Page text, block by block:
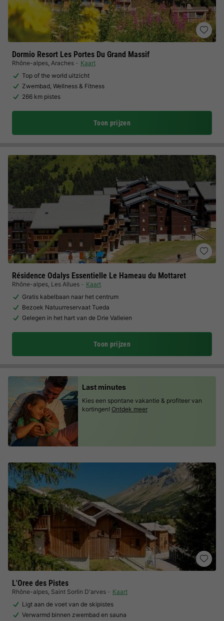
Dormio Resort Les Portes Du Grand Massif
Rhône-alpes, Araches
Kaart
Top of the world uitzicht
Zwembad, Wellness & Fitness
266 km pistes
Toon prijzen
Résidence Odalys Essentielle Le Hameau du Mottaret
Rhône-alpes, Les Allues
Kaart
Gratis kabelbaan naar het centrum
Bezoek Natuurreservaat Tueda
Gelegen in het hart van de Drie Valleien
Toon prijzen
L'Oree des Pistes
Rhône-alpes, Saint Sorlin D'arves
Kaart
Ligt aan de voet van de skipistes
Verwarmd binnen zwembad en sauna
Last minutes
Kies een spontane vakantie & profiteer van
kortingen! Ontdek meer